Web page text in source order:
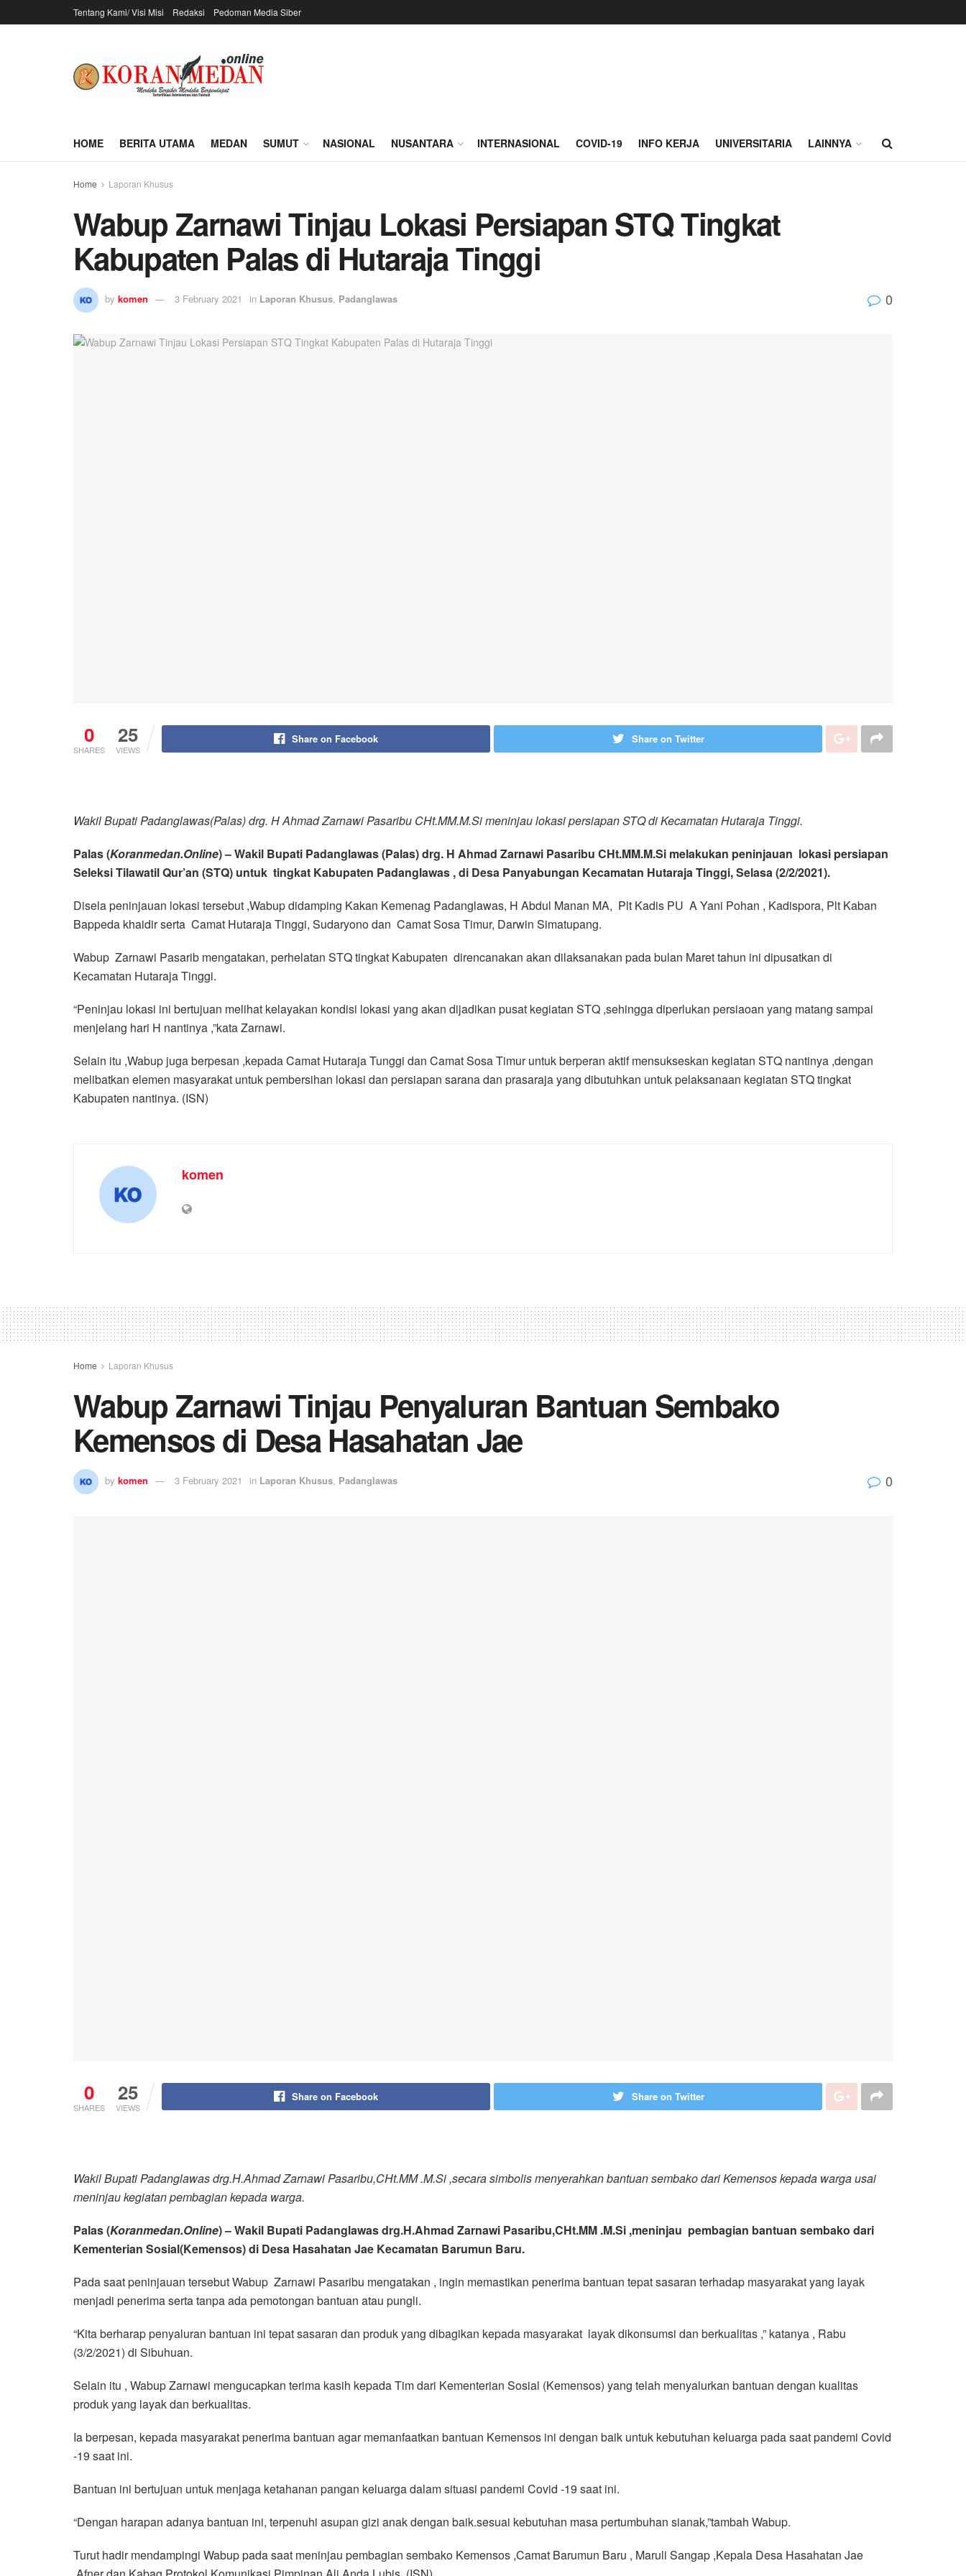
Tentang Kami/ Visi Misi Redaksi Pedoman Media Siber
HOME BERITA UTAMA MEDAN SUMUT NASIONAL NUSANTARA INTERNASIONAL COVID-19 INFO KERJA UNIVERSITARIA LAINNYA
Home Laporan Khusus
Wabup Zarnawi Tinjau Lokasi Persiapan STQ Tingkat
Kabupaten Palas di Hutaraja Tinggi
by komen 3 February 2021 in Laporan Khusus, Padanglawas 0
0
SHARES
25
VIEWS
Share on Facebook Share on Twitter
Wakil Bupati Padanglawas(Palas) drg. H Ahmad Zarnawi Pasaribu CHt.MM.M.Si meninjau lokasi persiapan STQ di Kecamatan Hutaraja Tinggi.
Palas (Koranmedan.Online) – Wakil Bupati Padanglawas (Palas) drg. H Ahmad Zarnawi Pasaribu CHt.MM.M.Si melakukan peninjauan lokasi persiapan
Seleksi Tilawatil Qur’an (STQ) untuk tingkat Kabupaten Padanglawas , di Desa Panyabungan Kecamatan Hutaraja Tinggi, Selasa (2/2/2021).
Disela peninjauan lokasi tersebut ,Wabup didamping Kakan Kemenag Padanglawas, H Abdul Manan MA, Plt Kadis PU A Yani Pohan , Kadispora, Plt Kaban
Bappeda khaidir serta Camat Hutaraja Tinggi, Sudaryono dan Camat Sosa Timur, Darwin Simatupang.
Wabup Zarnawi Pasarib mengatakan, perhelatan STQ tingkat Kabupaten direncanakan akan dilaksanakan pada bulan Maret tahun ini dipusatkan di
Kecamatan Hutaraja Tinggi.
“Peninjau lokasi ini bertujuan melihat kelayakan kondisi lokasi yang akan dijadikan pusat kegiatan STQ ,sehingga diperlukan persiaoan yang matang sampai
menjelang hari H nantinya ,”kata Zarnawi.
Selain itu ,Wabup juga berpesan ,kepada Camat Hutaraja Tunggi dan Camat Sosa Timur untuk berperan aktif mensukseskan kegiatan STQ nantinya ,dengan
melibatkan elemen masyarakat untuk pembersihan lokasi dan persiapan sarana dan prasaraja yang dibutuhkan untuk pelaksanaan kegiatan STQ tingkat
Kabupaten nantinya. (ISN)
komen
Home Laporan Khusus
Wabup Zarnawi Tinjau Penyaluran Bantuan Sembako
Kemensos di Desa Hasahatan Jae
by komen 3 February 2021 in Laporan Khusus, Padanglawas 0
0
SHARES
25
VIEWS
Share on Facebook Share on Twitter
Wakil Bupati Padanglawas drg.H.Ahmad Zarnawi Pasaribu,CHt.MM .M.Si ,secara simbolis menyerahkan bantuan sembako dari Kemensos kepada warga usai
meninjau kegiatan pembagian kepada warga.
Palas (Koranmedan.Online) – Wakil Bupati Padanglawas drg.H.Ahmad Zarnawi Pasaribu,CHt.MM .M.Si ,meninjau pembagian bantuan sembako dari
Kementerian Sosial(Kemensos) di Desa Hasahatan Jae Kecamatan Barumun Baru.
Pada saat peninjauan tersebut Wabup Zarnawi Pasaribu mengatakan , ingin memastikan penerima bantuan tepat sasaran terhadap masyarakat yang layak
menjadi penerima serta tanpa ada pemotongan bantuan atau pungli.
“Kita berharap penyaluran bantuan ini tepat sasaran dan produk yang dibagikan kepada masyarakat layak dikonsumsi dan berkualitas ,” katanya , Rabu
(3/2/2021) di Sibuhuan.
Selain itu , Wabup Zarnawi mengucapkan terima kasih kepada Tim dari Kementerian Sosial (Kemensos) yang telah menyalurkan bantuan dengan kualitas
produk yang layak dan berkualitas.
Ia berpesan, kepada masyarakat penerima bantuan agar memanfaatkan bantuan Kemensos ini dengan baik untuk kebutuhan keluarga pada saat pandemi Covid
-19 saat ini.
Bantuan ini bertujuan untuk menjaga ketahanan pangan keluarga dalam situasi pandemi Covid -19 saat ini.
“Dengan harapan adanya bantuan ini, terpenuhi asupan gizi anak dengan baik.sesuai kebutuhan masa pertumbuhan sianak,”tambah Wabup.
Turut hadir mendampingi Wabup pada saat meninjau pembagian sembako Kemensos ,Camat Barumun Baru , Maruli Sangap ,Kepala Desa Hasahatan Jae